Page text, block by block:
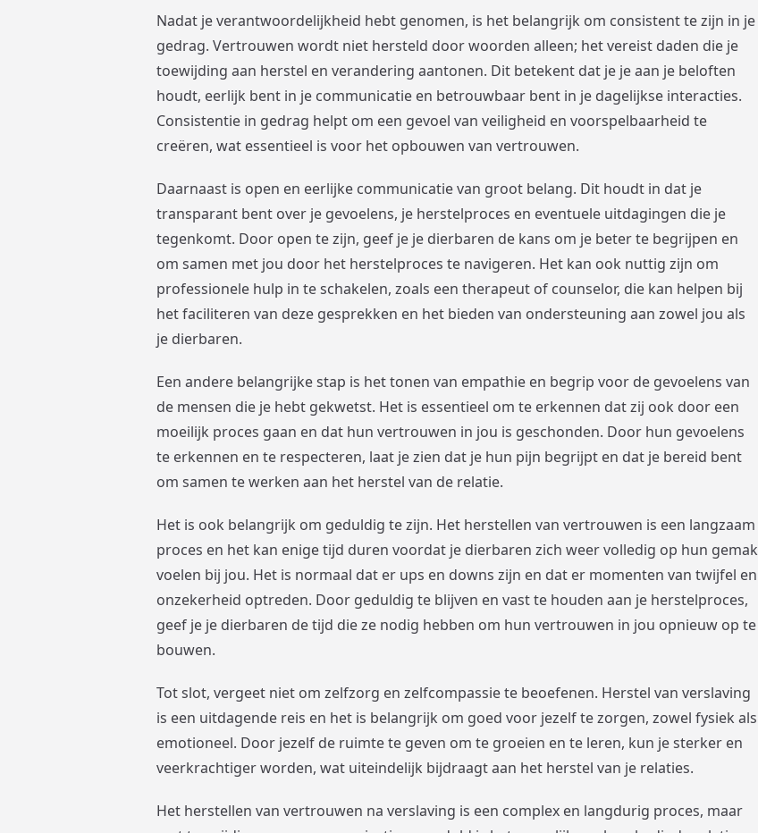
Nadat je verantwoordelijkheid hebt genomen, is het belangrijk om consistent te zijn in je
gedrag. Vertrouwen wordt niet hersteld door woorden alleen; het vereist daden die je
toewijding aan herstel en verandering aantonen. Dit betekent dat je je aan je beloften
houdt, eerlijk bent in je communicatie en betrouwbaar bent in je dagelijkse interacties.
Consistentie in gedrag helpt om een gevoel van veiligheid en voorspelbaarheid te
creëren, wat essentieel is voor het opbouwen van vertrouwen.
Daarnaast is open en eerlijke communicatie van groot belang. Dit houdt in dat je
transparant bent over je gevoelens, je herstelproces en eventuele uitdagingen die je
tegenkomt. Door open te zijn, geef je je dierbaren de kans om je beter te begrijpen en
om samen met jou door het herstelproces te navigeren. Het kan ook nuttig zijn om
professionele hulp in te schakelen, zoals een therapeut of counselor, die kan helpen bij
het faciliteren van deze gesprekken en het bieden van ondersteuning aan zowel jou als
je dierbaren.
Een andere belangrijke stap is het tonen van empathie en begrip voor de gevoelens van
de mensen die je hebt gekwetst. Het is essentieel om te erkennen dat zij ook door een
moeilijk proces gaan en dat hun vertrouwen in jou is geschonden. Door hun gevoelens
te erkennen en te respecteren, laat je zien dat je hun pijn begrijpt en dat je bereid bent
om samen te werken aan het herstel van de relatie.
Het is ook belangrijk om geduldig te zijn. Het herstellen van vertrouwen is een langzaam
proces en het kan enige tijd duren voordat je dierbaren zich weer volledig op hun gemak
voelen bij jou. Het is normaal dat er ups en downs zijn en dat er momenten van twijfel en
onzekerheid optreden. Door geduldig te blijven en vast te houden aan je herstelproces,
geef je je dierbaren de tijd die ze nodig hebben om hun vertrouwen in jou opnieuw op te
bouwen.
Tot slot, vergeet niet om zelfzorg en zelfcompassie te beoefenen. Herstel van verslaving
is een uitdagende reis en het is belangrijk om goed voor jezelf te zorgen, zowel fysiek als
emotioneel. Door jezelf de ruimte te geven om te groeien en te leren, kun je sterker en
veerkrachtiger worden, wat uiteindelijk bijdraagt aan het herstel van je relaties.
Het herstellen van vertrouwen na verslaving is een complex en langdurig proces, maar